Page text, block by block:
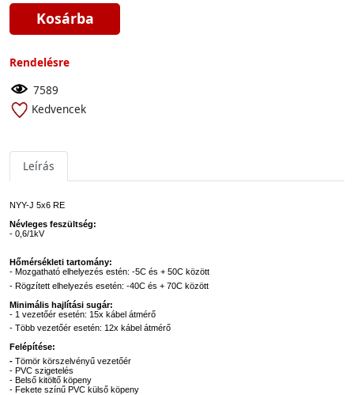
Kosárba
Rendelésre
7589
Kedvencek
Leírás
NYY-J 5x6 RE
Névleges feszültség:
- 0,6/1kV
Hőmérsékleti tartomány:
- Mozgatható elhelyezés estén: -5C és + 50C között
- Rögzített elhelyezés esetén: -40C és + 70C között
Minimális hajlítási sugár:
- 1 vezetőér esetén: 15x kábel átmérő
- Több vezetőér esetén: 12x kábel átmérő
Felépítése:
- Tömör körszelvényű vezetőér
- PVC szigetelés
- Belső kitöltő köpeny
- Fekete színű PVC külső köpeny